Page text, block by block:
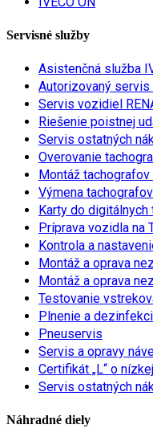
Servisné služby
Asistenčná služba
Autorizovaný servis
Servis vozidiel
Riešenie poistnej
Servis ostatných
Overovanie
Montáž
Výmena tachografov
Karty do
Príprava vozidla na
Kontrola a
Montáž a oprava
Montáž a oprava
Testovanie
Plnenie a
Pneuservis
Servis a opravy
Certifikát „L“ o
Servis ostatných
Náhradné diely